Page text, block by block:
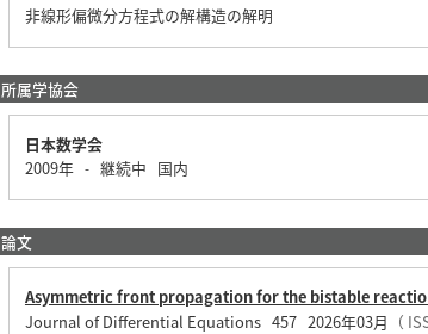
非線形偏微分方程式の解構造の解明
所属学協会
日本数学会
2009年 - 継続中 国内
論文
Asymmetric front propagation for the bistable
Journal of Differential Equations 457 2026年03月 （